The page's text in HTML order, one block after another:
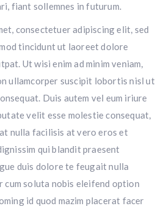
fiant sollemnes in futurum.
consectetuer adipiscing elit, sed
tincidunt ut laoreet dolore
Ut wisi enim ad minim veniam,
ullamcorper suscipit lobortis nisl ut
Duis autem vel eum iriure
velit esse molestie consequat,
nulla facilisis at vero eros et
qui blandit praesent
duis dolore te feugait nulla
cum soluta nobis eleifend option
id quod mazim placerat facer